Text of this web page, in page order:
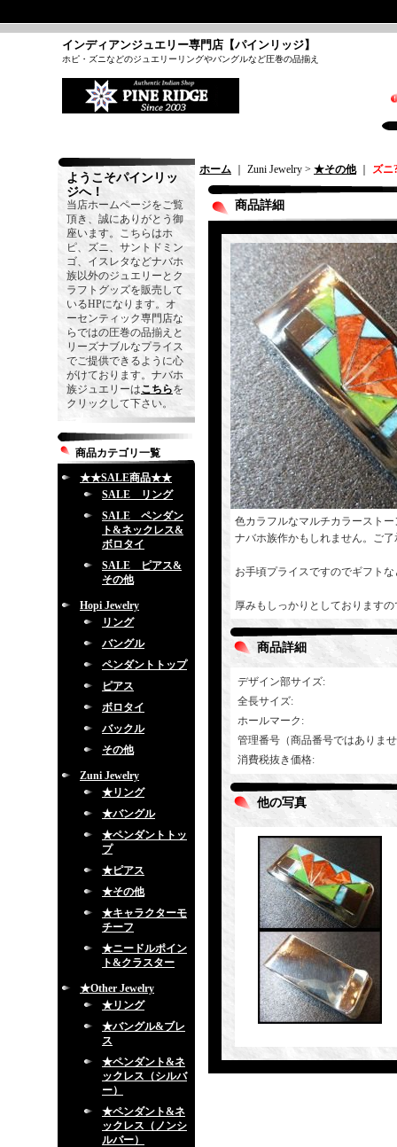
インディアンジュエリー専門店【パインリッジ】
ホピ・ズニなどのジュエリーリングやバングルなど圧巻の品揃え
ようこそパインリッ
ジへ！
当店ホームページをご覧
頂き、誠にありがとう御
座います。こちらはホ
ピ、ズニ、サントドミン
ゴ、イスレタなどナバホ
族以外のジュエリーとク
ラフトグッズを販売して
いるHPになります。オ
ーセンティック専門店な
らではの圧巻の品揃えと
リーズナブルなプライス
でご提供できるように心
がけております。ナバホ
族ジュエリーはこちらを
クリックして下さい。
商品カテゴリ一覧
★★SALE商品★★
SALE リング
SALE ペンダン
ト&ネックレス&
ボロタイ
SALE ピアス&
その他
Hopi Jewelry
リング
バングル
ペンダントトップ
ピアス
ボロタイ
バックル
その他
Zuni Jewelry
★リング
★バングル
★ペンダントトッ
プ
★ピアス
★その他
★キャラクターモ
チーフ
★ニードルポイン
ト&クラスター
★Other Jewelry
★リング
★バングル&ブレ
ス
★ペンダント&ネ
ックレス（シルバ
ー）
★ペンダント&ネ
ックレス（ノンシ
ルバー）
ホーム ｜ Zuni Jewelry > ★その他｜ ズ
商品詳細
色カラフルなマルチカラースト
ナバホ族作かもしれません。ご
お手頃プライスですのでギフト
厚みもしっかりとしております
商品詳細
デザイン部サイズ:
全長サイズ:
ホールマーク :
管理番号（商品番号ではありま
消費税抜き価格:
他の写真